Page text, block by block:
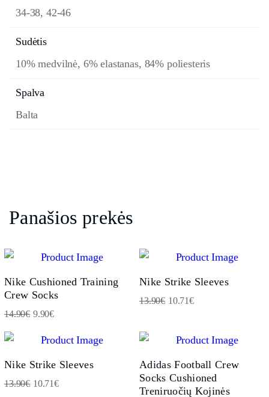
34-38, 42-46
Sudėtis
10% medvilnė, 6% elastanas, 84% poliesteris
Spalva
Balta
Panašios prekės
Nike Cushioned Training
Crew Socks
14.90€ 9.90€
Nike Strike Sleeves
13.90€ 10.71€
Nike Strike Sleeves
13.90€ 10.71€
Adidas Football Crew
Socks Cushioned
Treniruočių Kojinės